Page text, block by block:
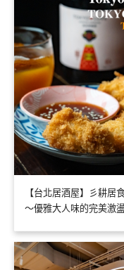
【台北居酒屋】彡耕居
～優雅大人味的完美激